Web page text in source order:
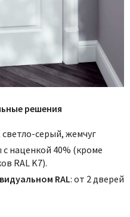
решения
светло-серый, жемчуг
с наценкой 40% (кроме
RAL K7).
RAL: от 2 дверей